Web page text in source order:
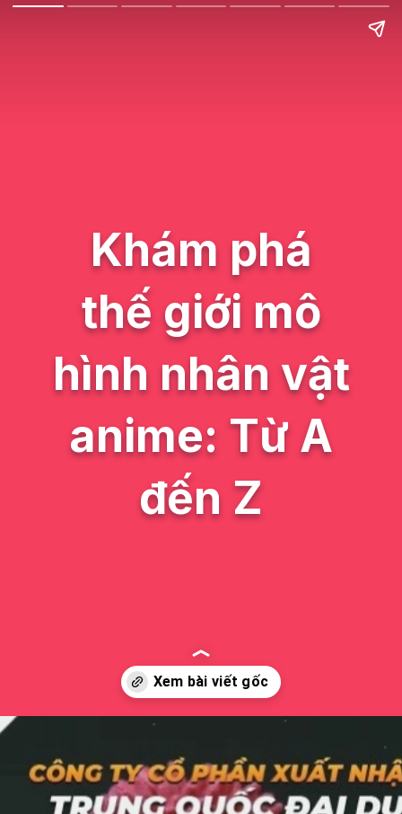
Khám phá
thế giới mô
hình nhân vật
anime: Từ A
đến Z